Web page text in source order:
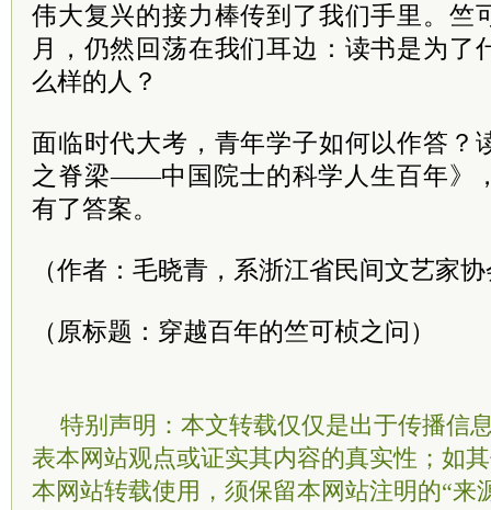
伟大复兴的接力棒传到了我们手里。竺
月，仍然回荡在我们耳边：读书是为了
么样的人？
面临时代大考，青年学子如何以作答？
之脊梁——中国院士的科学人生百年》
有了答案。
（作者：毛晓青，系浙江省民间文艺家
（原标题：穿越百年的竺可桢之问）
特别声明：本文转载仅仅是出于传播信
表本网站观点或证实其内容的真实性；如
本网站转载使用，须保留本网站注明的“来